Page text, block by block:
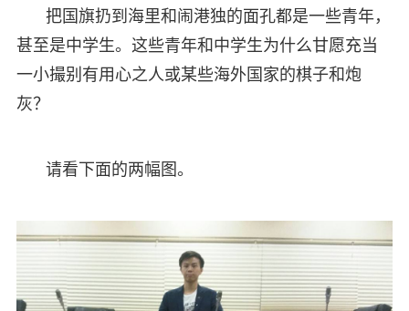
把国旗扔到海里和闹港独的面孔都是一些青年，
甚至是中学生。这些青年和中学生为什么甘愿充当
一小撮别有用心之人或某些海外国家的棋子和炮
灰？
请看下面的两幅图。